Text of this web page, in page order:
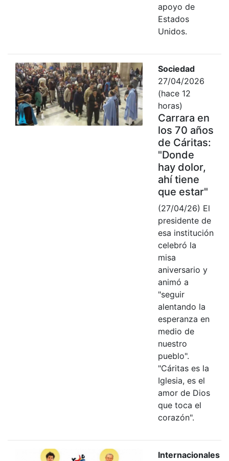
apoyo de
Estados
Unidos.
Sociedad
27/04/2026
(hace 12
horas)
Carrara en
los 70 años
de Cáritas:
"Donde
hay dolor,
ahí tiene
que estar"
(27/04/26) El
presidente de
esa institución
celebró la
misa
aniversario y
animó a
"seguir
alentando la
esperanza en
medio de
nuestro
pueblo".
"Cáritas es la
Iglesia, es el
amor de Dios
que toca el
corazón".
Internacionales